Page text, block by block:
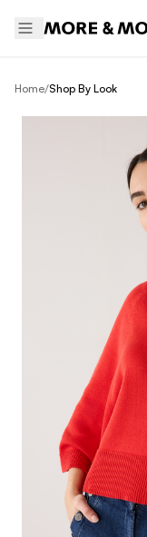
Home/Shop By Look